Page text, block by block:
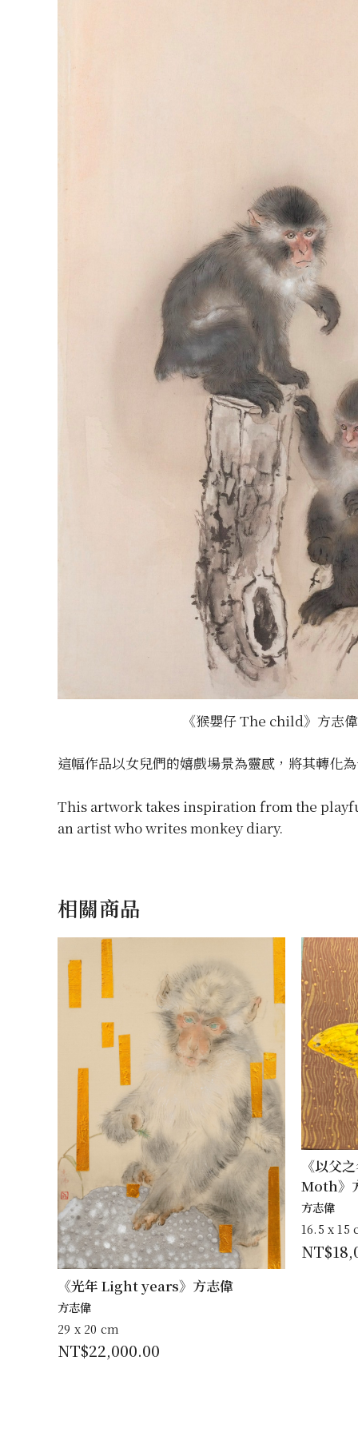
《猴嬰仔 The child》方志偉
這幅作品以女兒們的嬉戲場景為靈感，將其轉化
This artwork takes inspiration from the
an artist who writes monkey diary.
相關商品
《光年 Light years》方志偉
方志偉
29 x 20 cm
NT$22,000.00
《以父
Moth》
方志偉
16.5 x 15
NT$